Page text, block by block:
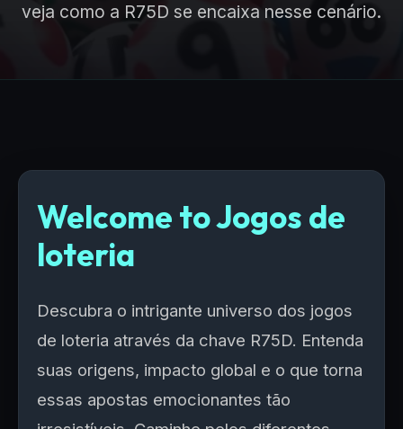
veja como a R75D se encaixa nesse cenário.
Welcome to Jogos de
loteria
Descubra o intrigante universo dos jogos
de loteria através da chave R75D. Entenda
suas origens, impacto global e o que torna
essas apostas emocionantes tão